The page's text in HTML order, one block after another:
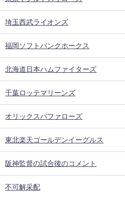
埼玉西武ライオンズ
福岡ソフトバンクホークス
北海道日本ハムファイターズ
千葉ロッテマリーンズ
オリックスバファローズ
東北楽天ゴールデンイーグルス
阪神監督の試合後のコメント
不可解采配